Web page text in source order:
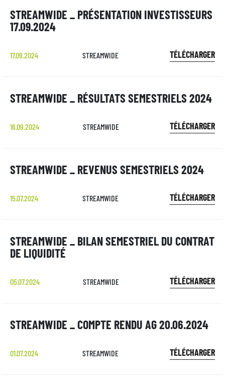
STREAMWIDE _ PRÉSENTATION INVESTISSEURS
17.09.2024
17.09.2024 STREAMWIDE TÉLÉCHARGER
STREAMWIDE _ RÉSULTATS SEMESTRIELS 2024
16.09.2024 STREAMWIDE TÉLÉCHARGER
STREAMWIDE _ REVENUS SEMESTRIELS 2024
15.07.2024 STREAMWIDE TÉLÉCHARGER
STREAMWIDE _ BILAN SEMESTRIEL DU CONTRAT
DE LIQUIDITÉ
05.07.2024 STREAMWIDE TÉLÉCHARGER
STREAMWIDE _ COMPTE RENDU AG 20.06.2024
01.07.2024 STREAMWIDE TÉLÉCHARGER